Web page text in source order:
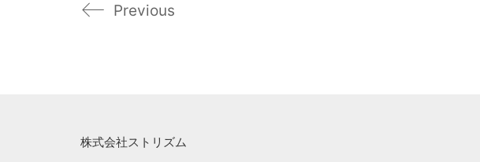
Previous
株式会社ストリズム